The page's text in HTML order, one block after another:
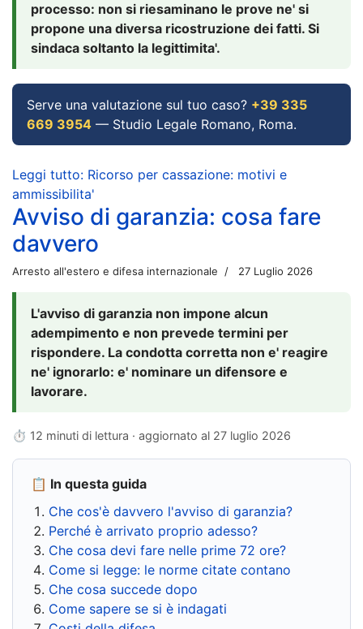
processo: non si riesaminano le prove ne' si
propone una diversa ricostruzione dei fatti. Si
sindaca soltanto la legittimita'.
Serve una valutazione sul tuo caso? +39 335
669 3954 — Studio Legale Romano, Roma.
Leggi tutto: Ricorso per cassazione: motivi e
ammissibilita'
Avviso di garanzia: cosa fare
davvero
Arresto all'estero e difesa internazionale 27 Luglio 2026
L'avviso di garanzia non impone alcun
adempimento e non prevede termini per
rispondere. La condotta corretta non e' reagire
ne' ignorarlo: e' nominare un difensore e
lavorare.
⏱ 12 minuti di lettura · aggiornato al 27 luglio 2026
📋 In questa guida
Che cos'è davvero l'avviso di garanzia?
Perché è arrivato proprio adesso?
Che cosa devi fare nelle prime 72 ore?
Come si legge: le norme citate contano
Che cosa succede dopo
Come sapere se si è indagati